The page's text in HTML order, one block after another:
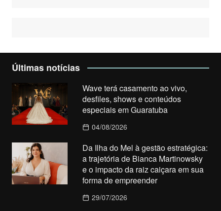
Últimas notícias
Wave terá casamento ao vivo,
desfiles, shows e conteúdos
especiais em Guaratuba
04/08/2026
Da Ilha do Mel à gestão estratégica:
a trajetória de Bianca Martinowsky
e o impacto da raiz caiçara em sua
forma de empreender
29/07/2026